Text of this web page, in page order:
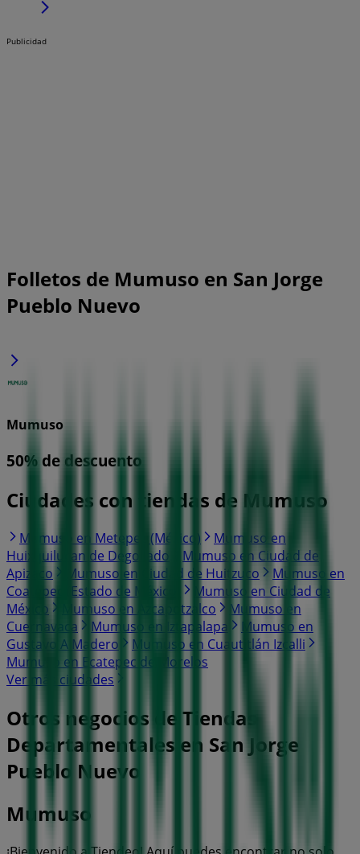
Publicidad
Folletos de Mumuso en San Jorge
Pueblo Nuevo
Mumuso
50% de descuento
Ciudades con tiendas de Mumuso
Mumuso en Metepec (México)
Mumuso en
Huixquilucan de Degollado
Mumuso en Ciudad de
Apizaco
Mumuso en Ciudad de Huitzuco
Mumuso en
Coatepec (Estado de México)
Mumuso en Ciudad de
México
Mumuso en Azcapotzalco
Mumuso en
Cuernavaca
Mumuso en Iztapalapa
Mumuso en
Gustavo A Madero
Mumuso en Cuautitlán Izcalli
Mumuso en Ecatepec de Morelos
Ver más ciudades
Otros negocios de Tiendas
Departamentales en San Jorge
Pueblo Nuevo
Mumuso